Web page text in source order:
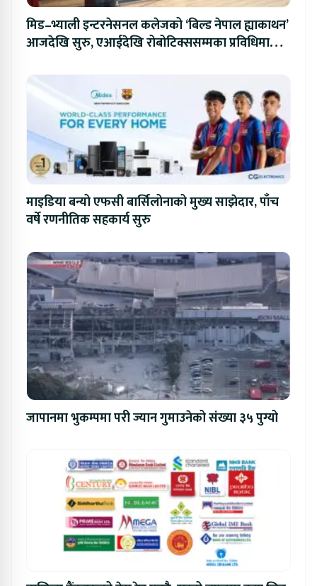
मिड–भ्याली इन्टरनेसनल कलेजको ‘बिल्ड नेपाल ह्याकाथन’
आजदेखि सुरु, एआईदेखि रोबोटिक्ससम्मका प्रविधिमा
माइडिया बन्यो एफसी बार्सिलोनाको मुख्य साझेदार, पाँच
वर्षे रणनीतिक सहकार्य सुरु
जापानमा भुकम्पमा परी ज्यान गुमाउनेको संख्या ३५ पुग्यो